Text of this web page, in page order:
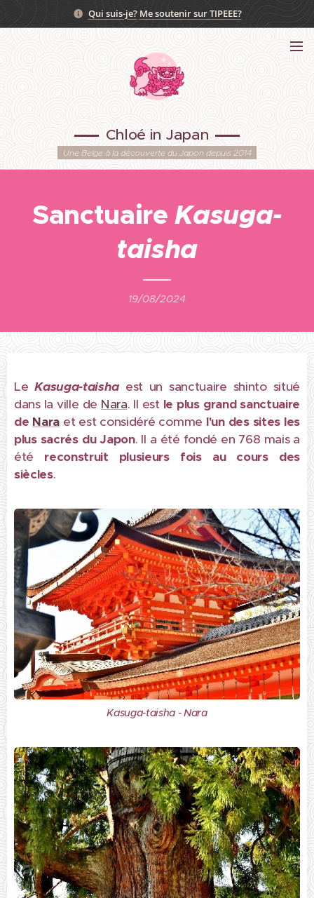
Qui suis-je? Me soutenir sur TIPEEE?
Chloé in Japan
Une Belge à la découverte du Japon depuis 2014
SanctuaireKasuga-
taisha
19/08/2024
LeKasuga-taisha est un sanctuaire shinto situé
dans la ville de Nara. Il est le plus grand sanctuaire
de Nara et est considéré comme l'un des sites les
plus sacrés du Japon. Il a été fondé en 768 mais a
été reconstruit plusieurs fois au cours des
siècles.
Kasuga-taisha - Nara